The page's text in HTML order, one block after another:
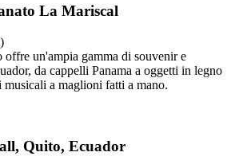
La Mariscal
offre un'ampia gamma di souvenir e
da cappelli Panama a oggetti in legno
musicali a maglioni fatti a mano.
Quito, Ecuador